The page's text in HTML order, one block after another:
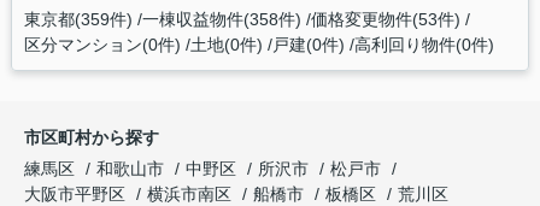
東京都(359件) 一棟収益物件(358件) 価格変更物件(53件)
区分マンション(0件) 土地(0件) 戸建(0件) 高利回り物件(0件)
市区町村から探す
練馬区
和歌山市 中野区 所沢市
松戸市
大阪市平野区
横浜市南区 船橋市 板橋区
荒川区